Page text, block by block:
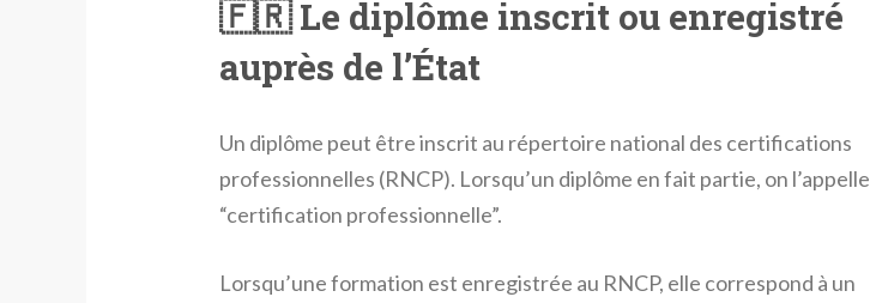
🇫🇷 Le diplôme inscrit ou enregistré
auprès de l’État
Un diplôme peut être inscrit au répertoire national des certifications
professionnelles (RNCP). Lorsqu’un diplôme en fait partie, on l’appelle
“certification professionnelle”.
Lorsqu’une formation est enregistrée au RNCP, elle correspond à un